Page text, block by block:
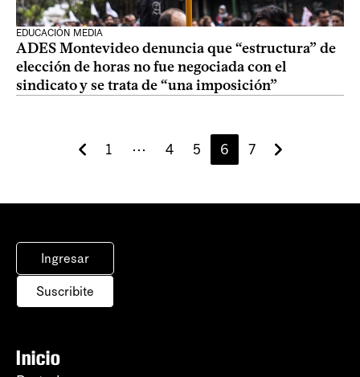
EDUCACIÓN MEDIA
ADES Montevideo denuncia que “estructura” de
elección de horas no fue negociada con el
sindicato y se trata de “una imposición”
1 ⋯ 4 5 6 7
Ingresar
Suscribite
Inicio